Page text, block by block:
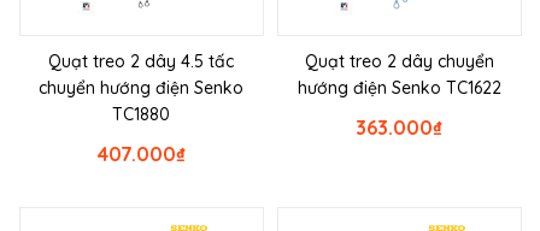
Quạt treo 2 dây 4.5 tấc
chuyển hướng điện Senko
TC1880
₫
407.000
Quạt treo 2 dây chuyển
hướng điện Senko TC1622
₫
363.000